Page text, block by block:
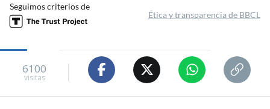
Seguimos criterios de
Ética y transparencia de BBCL
6100
visitas